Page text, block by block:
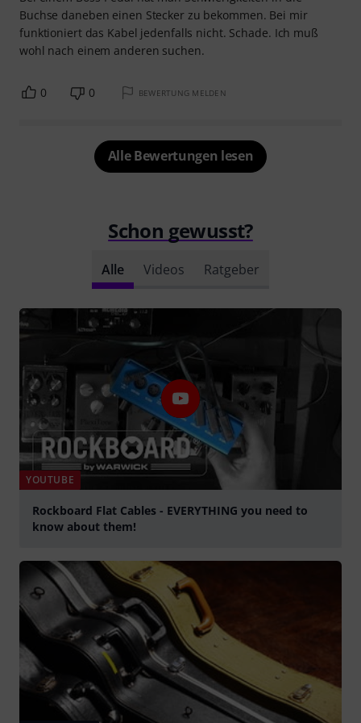
Buchse daneben einen Stecker zu bekommen. Bei mir
funktioniert das Kabel jedenfalls nicht. Schade. Ich muß
wohl nach einem anderen suchen.
0 0 BEWERTUNG MELDEN
Alle Bewertungen lesen
Schon gewusst?
Alle Videos Ratgeber
YOUTUBE
Rockboard Flat Cables - EVERYTHING you need to
know about them!